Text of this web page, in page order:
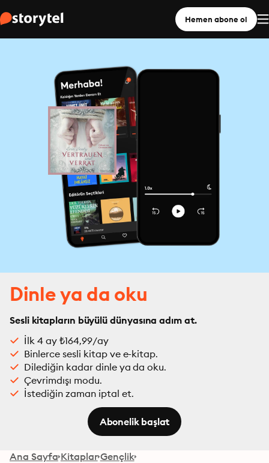
Hemen abone ol
Dinle ya da oku
Sesli kitapların büyülü dünyasına adım at.
İlk 4 ay ₺164,99/ay
Binlerce sesli kitap ve e-kitap.
Dilediğin kadar dinle ya da oku.
Çevrimdışı modu.
İstediğin zaman iptal et.
Abonelik başlat
Ana Sayfa Kitaplar Gençlik